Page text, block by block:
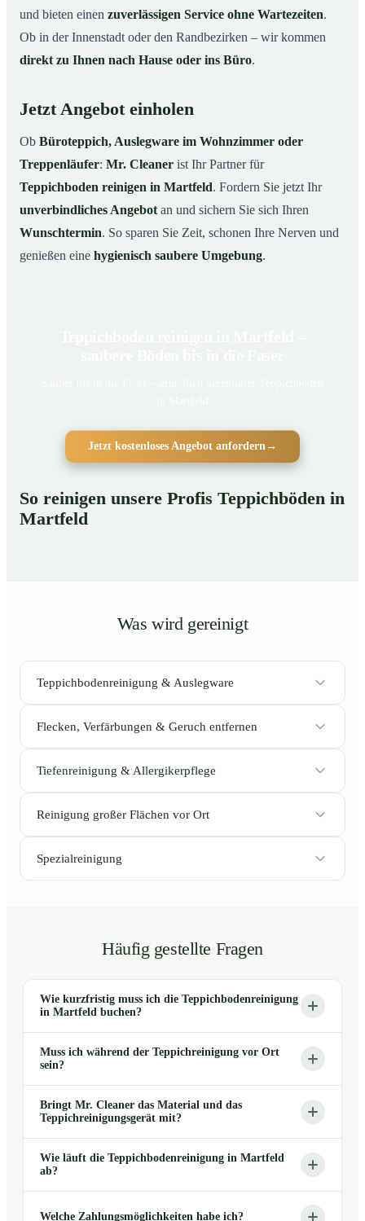
und bieten einen zuverlässigen Service ohne Wartezeiten.
Ob in der Innenstadt oder den Randbezirken – wir kommen
direkt zu Ihnen nach Hause oder ins Büro.
Jetzt Angebot einholen
Ob Büroteppich, Auslegware im Wohnzimmer oder
Treppenläufer: Mr. Cleaner ist Ihr Partner für
Teppichboden reinigen in Martfeld. Fordern Sie jetzt Ihr
unverbindliches Angebot an und sichern Sie sich Ihren
Wunschtermin. So sparen Sie Zeit, schonen Ihre Nerven und
genießen eine hygienisch saubere Umgebung.
Jetzt kostenloses Angebot anfordern→
So reinigen unsere Profis Teppichböden in
Martfeld
Was wird gereinigt
Teppichbodenreinigung & Auslegware
Flecken, Verfärbungen & Geruch entfernen
Tiefenreinigung & Allergikerpflege
Reinigung großer Flächen vor Ort
Spezialreinigung
Häufig gestellte Fragen
Wie kurzfristig muss ich die Teppichbodenreinigung
in Martfeld buchen?
Muss ich während der Teppichreinigung vor Ort
sein?
Bringt Mr. Cleaner das Material und das
Teppichreinigungsgerät mit?
Wie läuft die Teppichbodenreinigung in Martfeld
ab?
Welche Zahlungsmöglichkeiten habe ich?